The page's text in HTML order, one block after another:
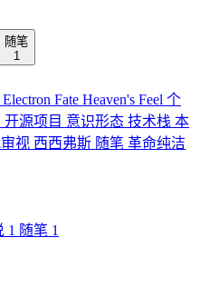
随笔
1
Electron Fate Heaven's Feel 个
开源项目 意识形态 技术栈 本
视 西西弗斯 随笔 革命纯洁
1 随笔 1